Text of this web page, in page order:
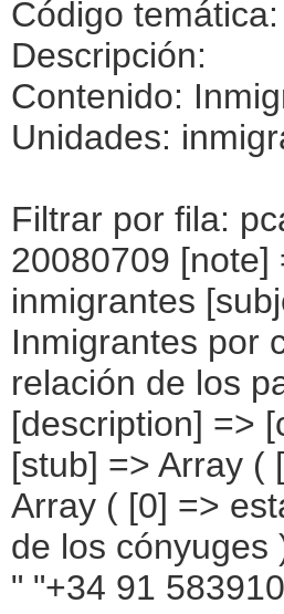
Código
Descripción:
Contenido:
Unidades:
Filtrar por fila: pcaxis Object ( [axis_version] => [creation_date] => 20080709 [note] => [subject_area] => Características de los inmigrantes [subject_code] => 04 [matrix] => 04004 [title] => Inmigrantes por comunidad autónoma, según estado civil y relación de los países de nacimiento entre los cónyuges [description] => [contents] => Inmigrantes [units] => inmigrantes [stub] => Array ( [0] => comunidades autónomas ) [heading] => Array ( [0] => estado civil y relación entre los países de nacimiento de los cónyuges ) [prestext] => [values] => Array ( [:www.ine.es tel: " "+34 91 5839100 "; VALUES("comunidades autónomas] => Array ( [0] => Total [1] => Andalucía [2] => Aragón [3] => Asturias (Principado de) [4] => Balears (IIles) [5] => Canarias [6] => Cantabria [7] => Castilla y León [8] => Castilla-La Mancha [9] => Catalunya [10] => Comunitat Valenciana [11] => Extremadura [12] => Galicia [13] => Madrid (Comunidad de) [14] => Murcia(Región de) [15] => Navarra(Comunidad Foral de) [16] => País Vasco [17] =>